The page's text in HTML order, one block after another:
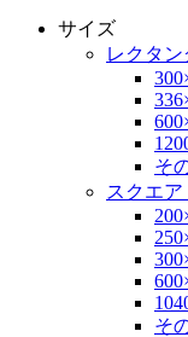
サイズ
レクタン
そ
スクエア
そ